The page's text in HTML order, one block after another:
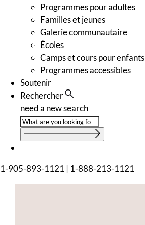
Programmes pour adultes
Familles et jeunes
Galerie communautaire
Écoles
Camps et cours pour enfants
Programmes accessibles
Soutenir
Rechercher
need a new search
1-905-893-1121 | 1-888-213-1121